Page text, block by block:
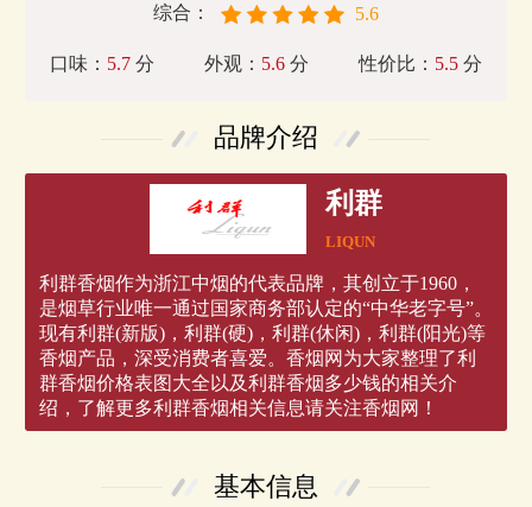
综合： 5.6
口味： 5.7分 外观： 5.6 分 性价比： 5.5 分
品牌介绍
利群
LIQUN
利群香烟作为浙江中烟的代表品牌，其创立于1960，
是烟草行业唯一通过国家商务部认定的“中华老字号”。
现有利群(新版)，利群(硬)，利群(休闲)，利群(阳光)等
香烟产品，深受消费者喜爱。香烟网为大家整理了利
群香烟价格表图大全以及利群香烟多少钱的相关介
绍，了解更多利群香烟相关信息请关注香烟网！
基本信息